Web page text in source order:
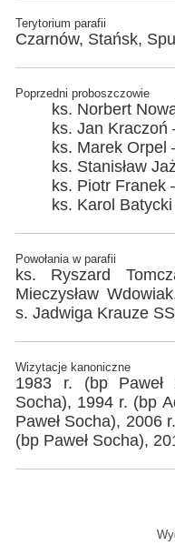
Terytorium parafii
Czarnów, Stańsk,
Poprzedni proboszczowie
ks. Norbert
ks. Jan Kraczoń
ks. Marek Orpel
ks. Stanisław
ks. Piotr Franek
ks. Karol
Powołania w parafii
ks. Ryszard
Mieczysław
s. Jadwiga Krauze
Wizytacje kanoniczne
1983 r. (bp Paweł
Socha), 1994 r. (bp
Paweł Socha), 2006
(bp Paweł Socha),